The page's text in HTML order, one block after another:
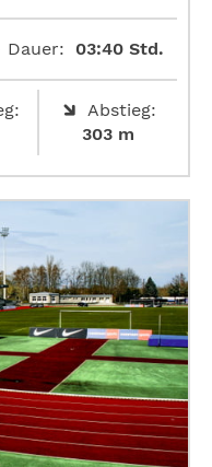
Dauer: 03:40 Std.
Abstieg:
303 m